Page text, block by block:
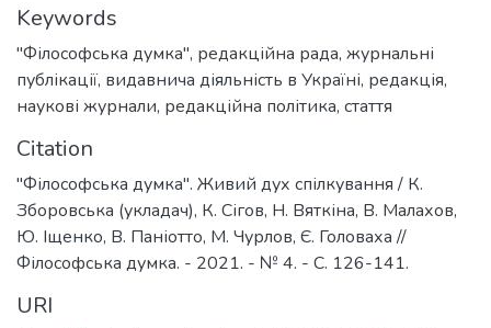
Keywords
"Філософська думка", редакційна рада, журнальні
публікації, видавнича діяльність в Україні, редакція,
наукові журнали, редакційна політика, стаття
Citation
"Філософська думка". Живий дух спілкування / К.
Зборовська (укладач), К. Сігов, Н. Вяткіна, В. Малахов,
Ю. Іщенко, В. Паніотто, М. Чурлов, Є. Головаха //
Філософська думка. - 2021. - № 4. - С. 126-141.
URI